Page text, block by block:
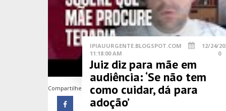
Compartilhe
IPIAUURGENTE.BLOGSPOT.COM
12/24/
11:18:00 AM
0
Juiz diz para mãe em
audiência: ‘Se não tem
como cuidar, dá para
adoção’